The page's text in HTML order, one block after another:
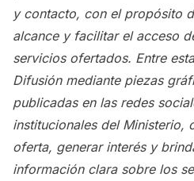
y contacto, con el propósito
alcance y facilitar el acceso
servicios ofertados. Entre
Difusión mediante piezas
publicadas en las redes
institucionales del Ministerio,
oferta, generar interés y
información clara sobre los